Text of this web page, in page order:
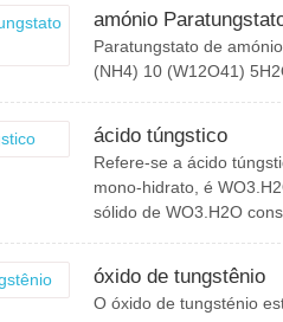
amónio
Paratungstato de
(NH4) 10 (W12O41)
ácido túngstico
Refere-se a ácido
mono-hidrato, é
sólido de WO3.H2O
óxido de tungstênio
O óxido de tungsténio